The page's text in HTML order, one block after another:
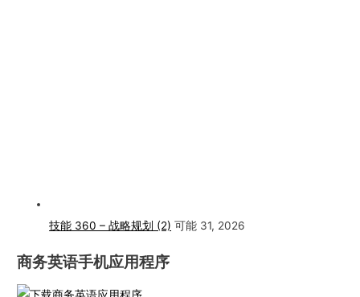
技能 360 – 战略规划 (2) 可能 31, 2026
商务英语手机应用程序